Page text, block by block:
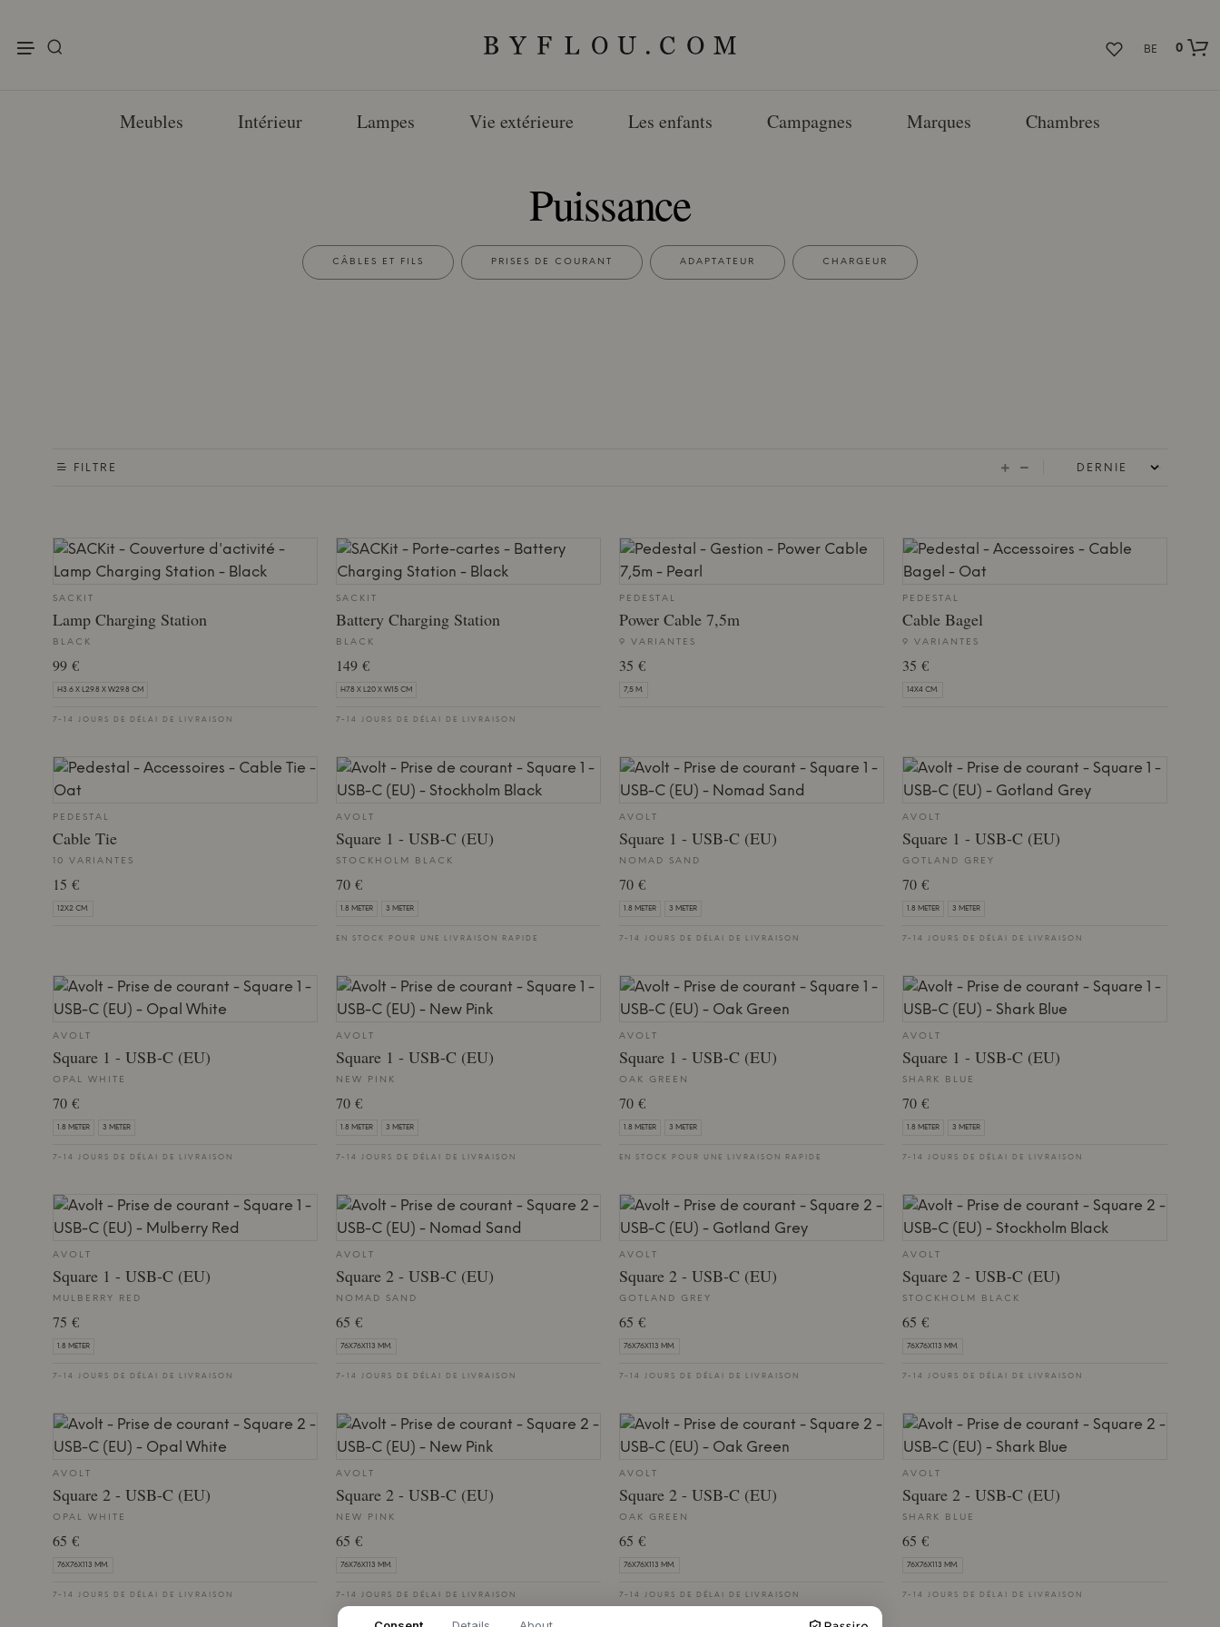
BE
0
Meubles Intérieur Lampes Vie extérieure Les enfants Campagnes Marques Chambres
Puissance
CÂBLES ET FILS PRISES DE COURANT ADAPTATEUR CHARGEUR
FILTRE
SACKIT
Lamp Charging Station
BLACK
99 €
H3.6 X L29.8 X W29.8 CM
7-14 JOURS DE DÉLAI DE LIVRAISON
SACKIT
Battery Charging Station
BLACK
149 €
H7.8 X L20 X W15 CM
7-14 JOURS DE DÉLAI DE LIVRAISON
PEDESTAL
Power Cable 7,5m
9 VARIANTES
35 €
7,5 M.
PEDESTAL
Cable Bagel
9 VARIANTES
35 €
14X4 CM.
PEDESTAL
Cable Tie
10 VARIANTES
15 €
12X2 CM.
AVOLT
Square 1 - USB-C (EU)
STOCKHOLM BLACK
70 €
1.8 METER 3 METER
EN STOCK POUR UNE LIVRAISON RAPIDE
AVOLT
Square 1 - USB-C (EU)
NOMAD SAND
70 €
1.8 METER 3 METER
7-14 JOURS DE DÉLAI DE LIVRAISON
AVOLT
Square 1 - USB-C (EU)
GOTLAND GREY
70 €
1.8 METER 3 METER
7-14 JOURS DE DÉLAI DE LIVRAISON
AVOLT
Square 1 - USB-C (EU)
OPAL WHITE
70 €
1.8 METER 3 METER
7-14 JOURS DE DÉLAI DE LIVRAISON
AVOLT
Square 1 - USB-C (EU)
NEW PINK
70 €
1.8 METER 3 METER
7-14 JOURS DE DÉLAI DE LIVRAISON
AVOLT
Square 1 - USB-C (EU)
OAK GREEN
70 €
1.8 METER 3 METER
EN STOCK POUR UNE LIVRAISON RAPIDE
AVOLT
Square 1 - USB-C (EU)
SHARK BLUE
70 €
1.8 METER 3 METER
7-14 JOURS DE DÉLAI DE LIVRAISON
AVOLT
Square 1 - USB-C (EU)
MULBERRY RED
75 €
1.8 METER
7-14 JOURS DE DÉLAI DE LIVRAISON
AVOLT
Square 2 - USB-C (EU)
NOMAD SAND
65 €
76X76X113 MM.
7-14 JOURS DE DÉLAI DE LIVRAISON
AVOLT
Square 2 - USB-C (EU)
GOTLAND GREY
65 €
76X76X113 MM.
7-14 JOURS DE DÉLAI DE LIVRAISON
AVOLT
Square 2 - USB-C (EU)
STOCKHOLM BLACK
65 €
76X76X113 MM.
7-14 JOURS DE DÉLAI DE LIVRAISON
AVOLT
Square 2 - USB-C (EU)
OPAL WHITE
65 €
76X76X113 MM.
7-14 JOURS DE DÉLAI DE LIVRAISON
AVOLT
Square 2 - USB-C (EU)
NEW PINK
65 €
76X76X113 MM.
7-14 JOURS DE DÉLAI DE LIVRAISON
AVOLT
Square 2 - USB-C (EU)
OAK GREEN
65 €
76X76X113 MM.
7-14 JOURS DE DÉLAI DE LIVRAISON
AVOLT
Square 2 - USB-C (EU)
SHARK BLUE
65 €
76X76X113 MM.
7-14 JOURS DE DÉLAI DE LIVRAISON